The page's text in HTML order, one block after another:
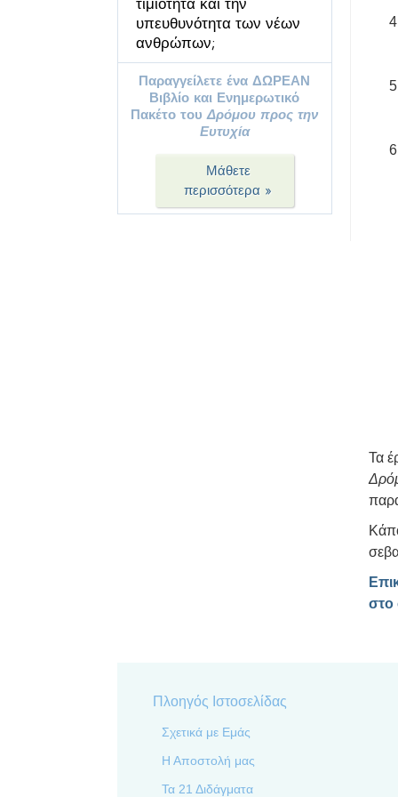
Τα
στο
υπευθυνότητα των νέων
ανθρώπων;
Παραγγείλετε ένα ΔΩΡΕΑΝ
Βιβλίο και Ενημερωτικό
Πακέτο τουΔρόμου προς την
Ευτυχία
Μάθετε
περισσότερα »
Πλοηγός Ιστοσελίδας
Σχετικά με Εμάς
Η Αποστολή μας
Τα 21 Διδάγματα